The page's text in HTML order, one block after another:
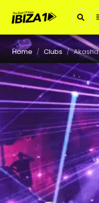
Home / Clubs / Akasha